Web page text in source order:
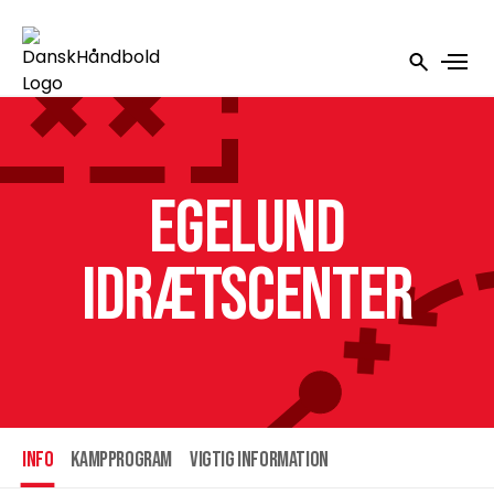
Egelund
Idrætscenter
INFO Kampprogram Vigtig information